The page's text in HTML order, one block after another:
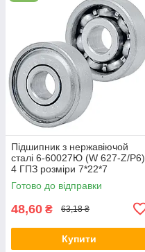
Підшипник з нержавіючой
сталі 6-60027Ю (W 627-Z/P6)
4 ГПЗ розміри 7*22*7
Готово до відправки
48,60 ₴ 63,18 ₴
Купити